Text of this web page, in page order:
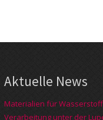
Aktuelle News
Materialien für
Verarbeitung unter der